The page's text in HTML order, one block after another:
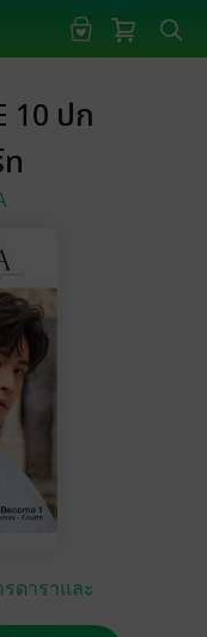
10 ปก
ดาราและ